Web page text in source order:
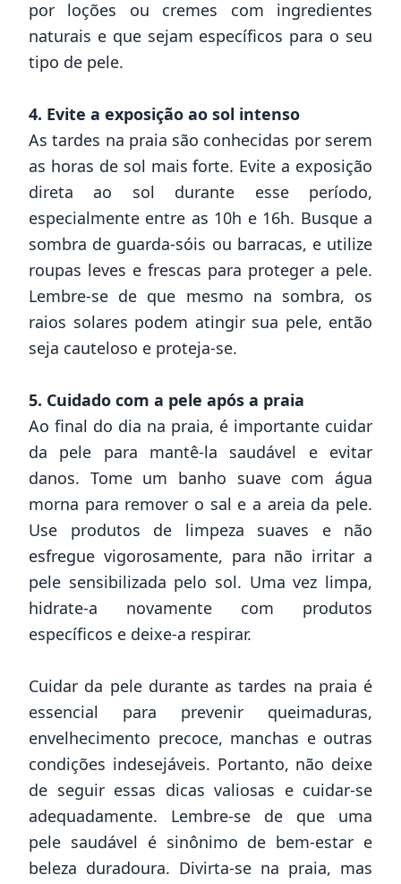
por loções ou cremes com ingredientes
naturais e que sejam específicos para o seu
tipo de pele.
4. Evite a exposição ao sol intenso
As tardes na praia são conhecidas por serem
as horas de sol mais forte. Evite a exposição
direta ao sol durante esse período,
especialmente entre as 10h e 16h. Busque a
sombra de guarda-sóis ou barracas, e utilize
roupas leves e frescas para proteger a pele.
Lembre-se de que mesmo na sombra, os
raios solares podem atingir sua pele, então
seja cauteloso e proteja-se.
5. Cuidado com a pele após a praia
Ao final do dia na praia, é importante cuidar
da pele para mantê-la saudável e evitar
danos. Tome um banho suave com água
morna para remover o sal e a areia da pele.
Use produtos de limpeza suaves e não
esfregue vigorosamente, para não irritar a
pele sensibilizada pelo sol. Uma vez limpa,
hidrate-a novamente com produtos
específicos e deixe-a respirar.
Cuidar da pele durante as tardes na praia é
essencial para prevenir queimaduras,
envelhecimento precoce, manchas e outras
condições indesejáveis. Portanto, não deixe
de seguir essas dicas valiosas e cuidar-se
adequadamente. Lembre-se de que uma
pele saudável é sinônimo de bem-estar e
beleza duradoura. Divirta-se na praia, mas